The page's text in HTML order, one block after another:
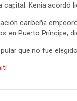
capital. Kenia acordó
caribeña
en Puerto Príncipe,
que no fue